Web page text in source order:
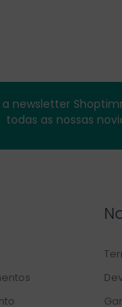
a newsletter
todas as nossas